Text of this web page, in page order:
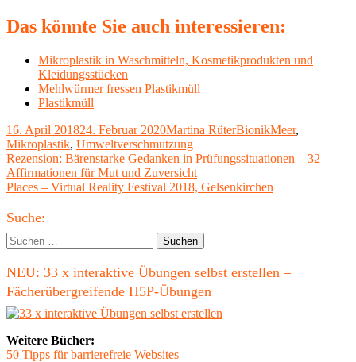
Das könnte Sie auch interessieren:
Mikroplastik in Waschmitteln, Kosmetikprodukten und
Kleidungsstücken
Mehlwürmer fressen Plastikmüll
Plastikmüll
Veröffentlicht
am
16. April 201824. Februar 2020Autor
Martina RüterKategorien
BionikSchlagwörter
Meer,
Mikroplastik, Umweltverschmutzung
Beitragsnavigation
Vorheriger
Beitrag:
Rezension: Bärenstarke Gedanken in Prüfungssituationen – 32
Affirmationen für Mut und Zuversicht
Nächster
Places – Virtual Reality Festival 2018, Gelsenkirchen
Haupt-
Seitenleiste
Suche:
Suchen
nach:
NEU: 33 x interaktive Übungen selbst erstellen –
Fächerübergreifende H5P-Übungen
Weitere Bücher:
50 Tipps für barrierefreie Websites